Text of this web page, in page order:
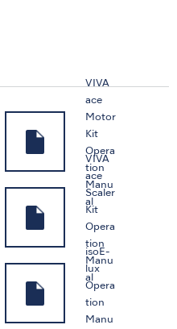
VIVA
ace
Motor
Kit
Opera
tion
Manu
al
VIVA
ace
Scaler
Kit
Opera
tion
Manu
al
isoE-
lux
Opera
tion
Manu